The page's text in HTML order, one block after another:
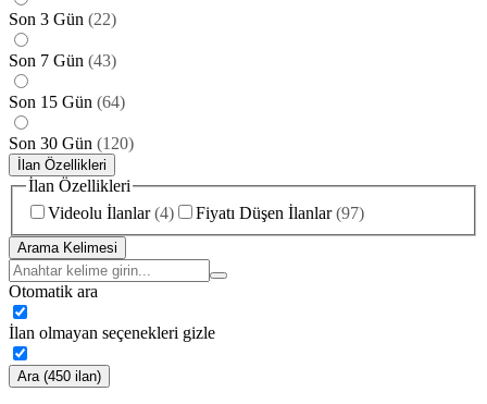
Son 3 Gün (22)
Son 7 Gün (43)
Son 15 Gün (64)
Son 30 Gün (120)
İlan Özellikleri
İlan Özellikleri
Videolu İlanlar (4) Fiyatı Düşen İlanlar (97)
Arama Kelimesi
Otomatik ara
İlan olmayan seçenekleri gizle
Ara (450 ilan)